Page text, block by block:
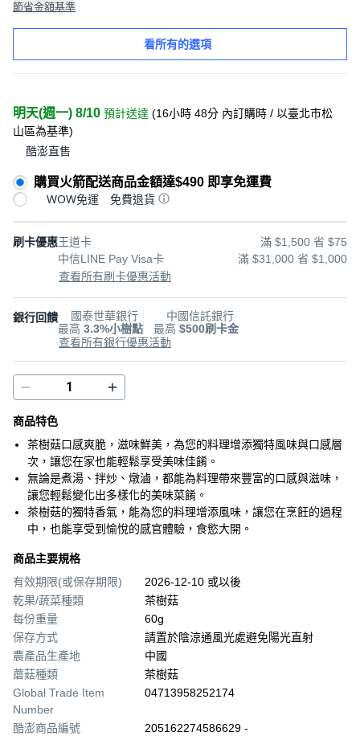
節省金額基準
看所有的選項
明天(週一) 8/10 預計送達 (16小時 48分 內訂購時 / 以臺北市松
山區為基準)
酷澎直售
購買火箭配送商品金額達$490 即享免運費
WOW免運 免費退貨
刷卡優惠王道卡
滿 $1,500 省 $75
中信LINE Pay Visa卡
滿 $31,000 省 $1,000
查看所有刷卡優惠活動
銀行回饋
國泰世華銀行
最高 3.3%小樹點
中國信託銀行
最高 $500刷卡金
查看所有銀行優惠活動
商品特色
茶樹菇口感爽脆，滋味鮮美，為您的料理增添獨特風味與口感層
次，讓您在家也能輕鬆享受美味佳餚。
無論是煮湯、拌炒、燉滷，都能為料理帶來豐富的口感與滋味，
讓您輕鬆變化出多樣化的美味菜餚。
茶樹菇的獨特香氣，能為您的料理增添風味，讓您在烹飪的過程
中，也能享受到愉悅的感官體驗，食慾大開。
商品主要規格
有效期限(或保存期限)
2026-12-10 或以後
乾果/蔬菜種類
茶樹菇
每份重量
60g
保存方式
請置於陰涼通風光處避免陽光直射
農產品生產地
中國
蘑菇種類
茶樹菇
Global Trade Item
Number
04713958252174
酷澎商品編號
205162274586629 -